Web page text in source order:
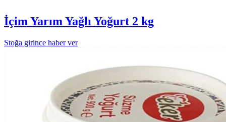
İçim Yarım Yağlı Yoğurt 2 kg
Stoğa girince haber ver